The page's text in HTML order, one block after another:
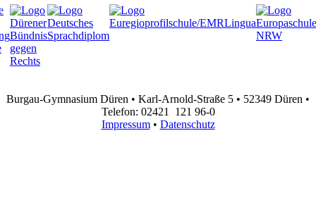
Burgau-Gymnasium Düren • Karl-Arnold-Straße 5 • 52349 Düren •
Telefon: 02421 121 96-0
Impressum• Datenschutz